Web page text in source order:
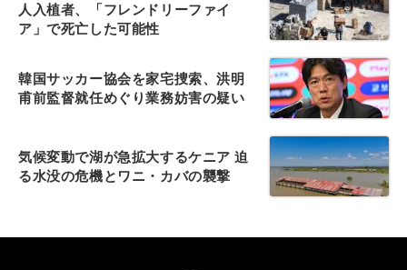
人入植者、「フレンドリーファイ
ア」で死亡した可能性
韓国サッカー協会を家宅捜索、洪明
甫前監督就任めぐり業務妨害の疑い
気候変動で湖が急拡大するケニア 迫
る水没の危機とワニ・カバの襲撃